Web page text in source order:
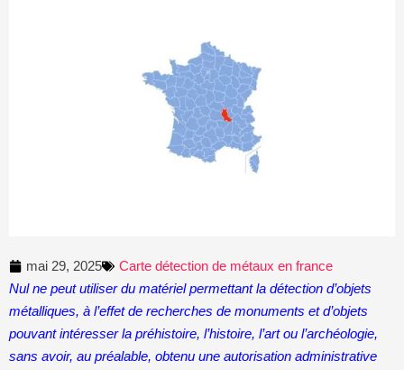
mai 29, 2025
Carte détection de métaux en france
Nul ne peut utiliser du matériel permettant la détection d’objets
métalliques, à l’effet de recherches de monuments et d’objets
pouvant intéresser la préhistoire, l’histoire, l’art ou l’archéologie,
sans avoir, au préalable, obtenu une autorisation administrative